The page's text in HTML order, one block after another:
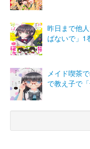
昨日まで他
ばないで」1
メイド喫茶
で教え子で